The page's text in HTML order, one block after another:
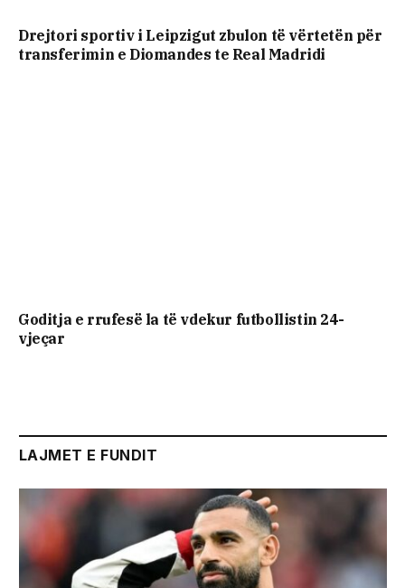
Drejtori sportiv i Leipzigut zbulon të vërtetën për
transferimin e Diomandes te Real Madridi
Goditja e rrufesë la të vdekur futbollistin 24-
vjeçar
LAJMET E FUNDIT